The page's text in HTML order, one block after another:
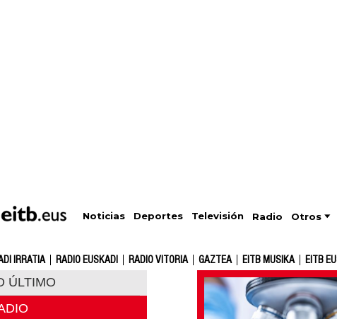
Noticias Deportes Televisión Radio Otros
IRRATIA RADIO EUSKADI RADIO VITORIA GAZTEA EITB MUSIKA EITB
ÚLTIMO